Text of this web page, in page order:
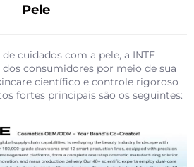
Pele
cuidados com a pele, a INTE
consumidores por meio de sua
científico e controle rigoroso
fortes principais são os seguintes: